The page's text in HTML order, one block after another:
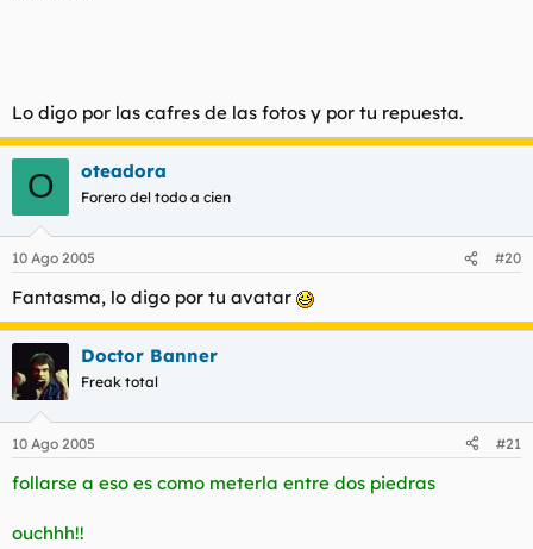
Lo digo por las cafres de las fotos y por tu repuesta.
O oteadora
Forero del todo a cien
10 Ago 2005 #20
Fantasma, lo digo por tu avatar
Doctor Banner
Freak total
10 Ago 2005 #21
follarse a eso es como meterla entre dos piedras
ouchhh!!